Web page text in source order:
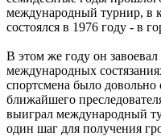
международный турнир, в
состоялся в 1976 году - в
В этом же году он
международных
спортсмена было
ближайшего
выиграл международный
один шаг для получения